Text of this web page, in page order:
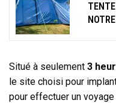
Situé à seulement3
le site choisi pour
pour effectuer un